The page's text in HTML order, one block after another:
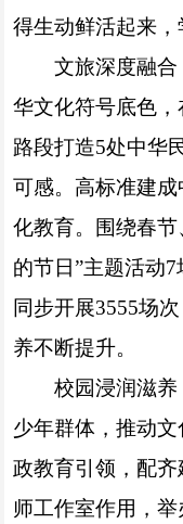
得生动鲜活起来
文旅深度融
华文化符号底色
路段打造5处中华
可感。高标准建
化教育。围绕春
的节日”主题活动
同步开展3555场
养不断提升。
校园浸润滋
少年群体，推动
政教育引领，配
师工作室作用，举